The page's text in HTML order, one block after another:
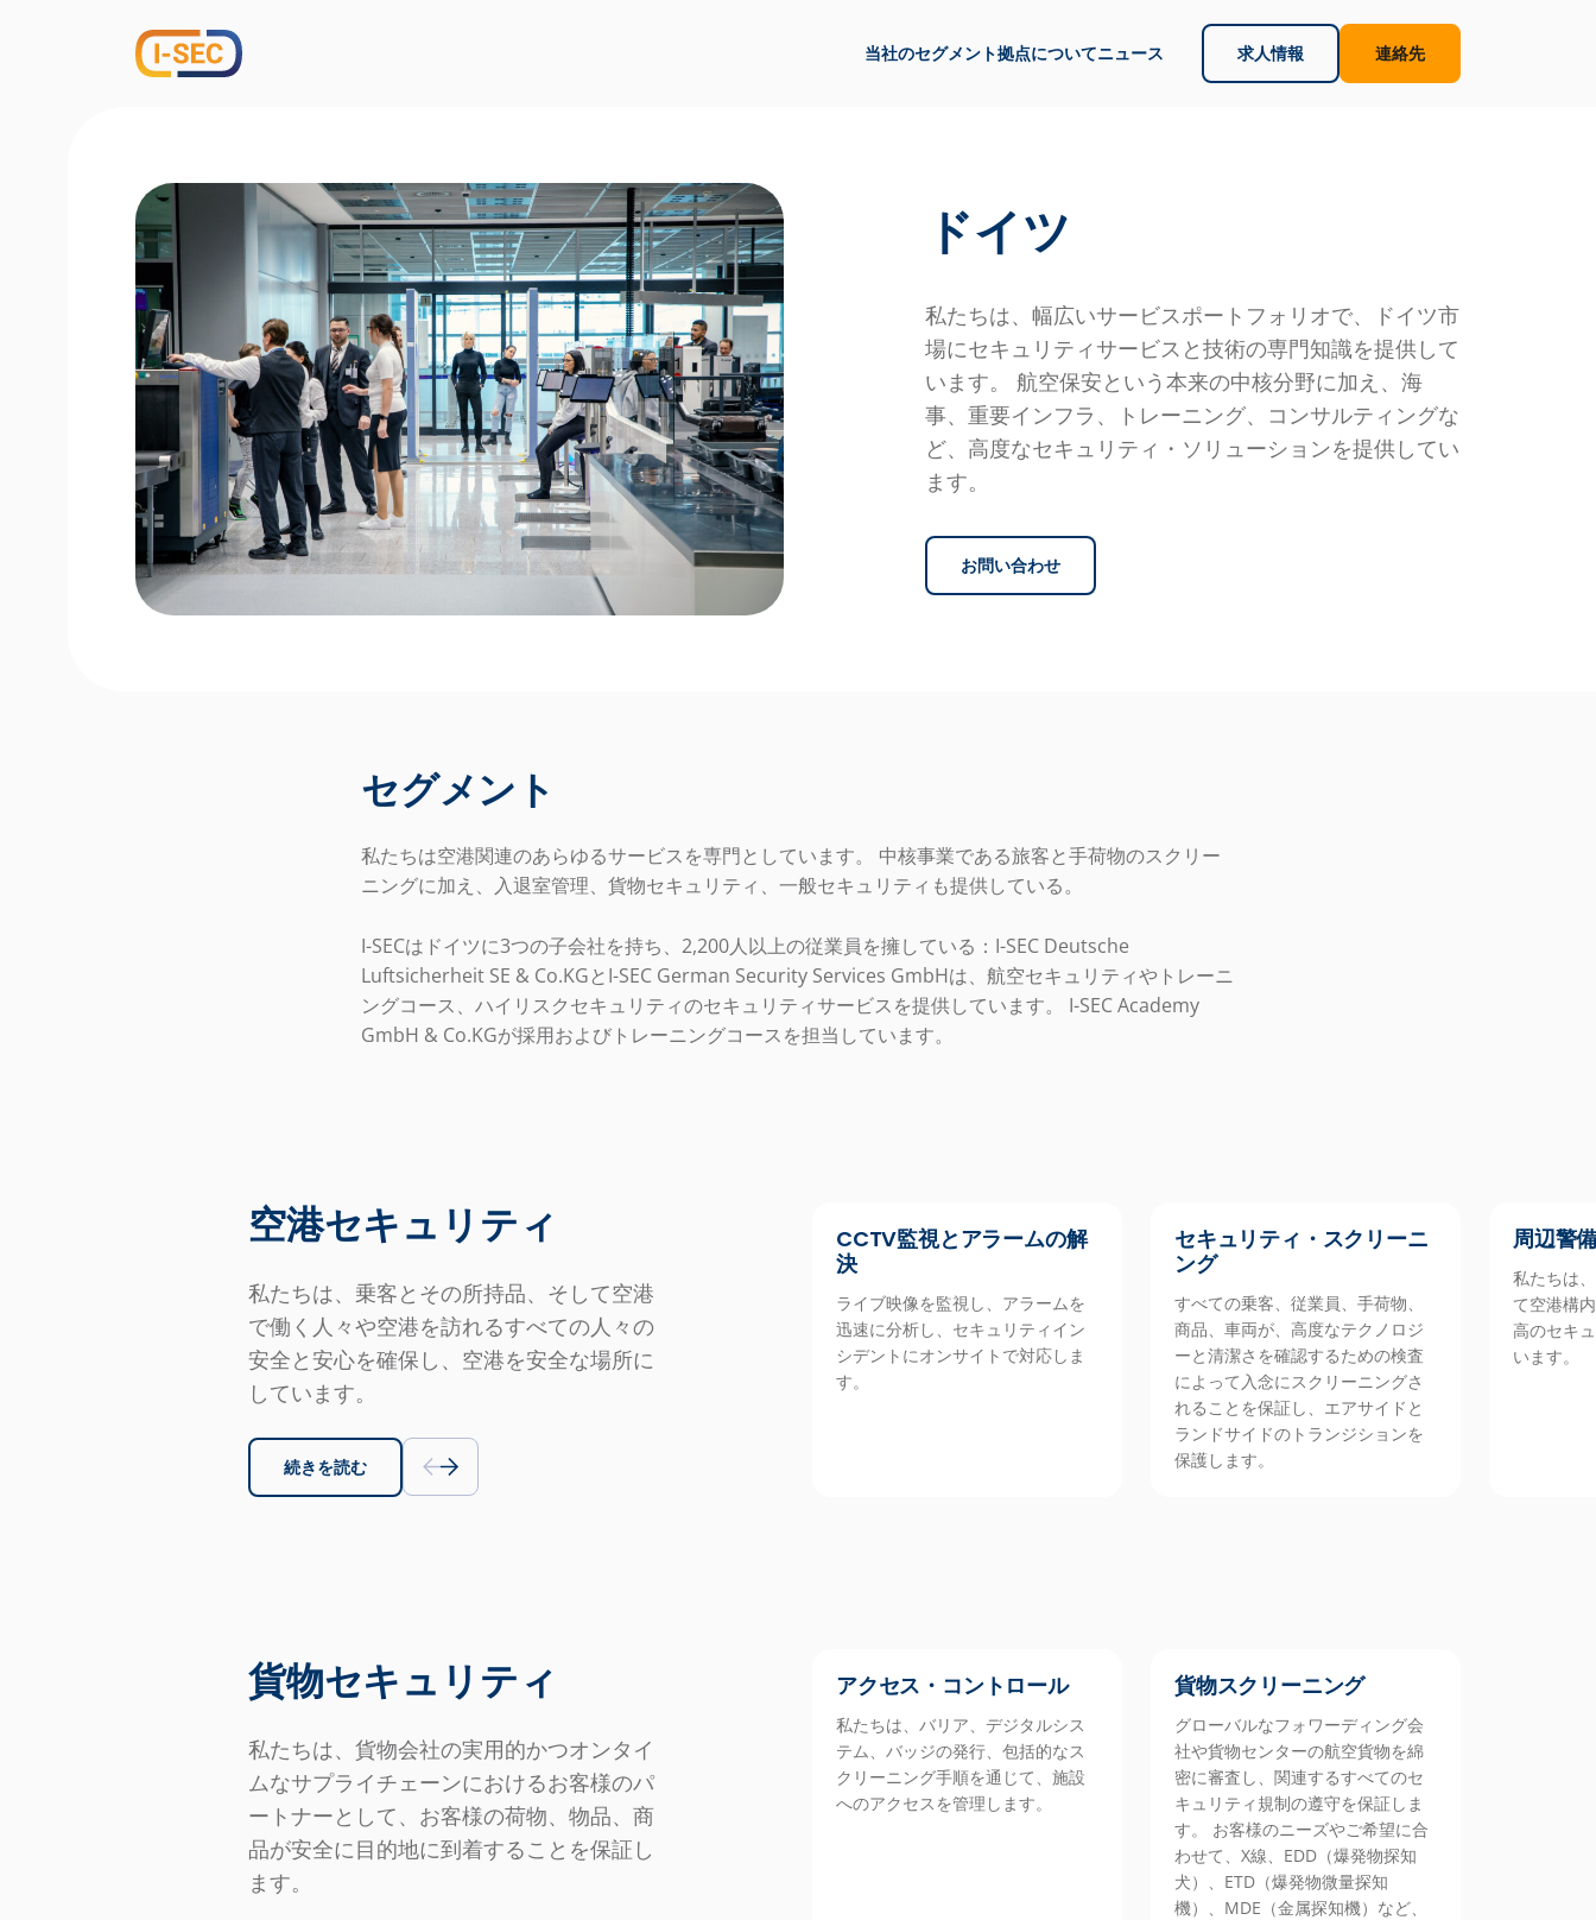
当社のセグメント拠点についてニュース 求人情報 連絡先
ドイツ
私たちは、幅広いサービスポートフォリオで、ドイツ市
場にセキュリティサービスと技術の専門知識を提供して
います。 航空保安という本来の中核分野に加え、海
事、重要インフラ、トレーニング、コンサルティングな
ど、高度なセキュリティ・ソリューションを提供してい
ます。
お問い合わせ
セグメント
私たちは空港関連のあらゆるサービスを専門としています。 中核事業である旅客と手荷物のスクリー
ニングに加え、入退室管理、貨物セキュリティ、一般セキュリティも提供している。
I-SECはドイツに3つの子会社を持ち、2,200人以上の従業員を擁している：I-SEC Deutsche
Luftsicherheit SE & Co.KGとI-SEC German Security Services GmbHは、航空セキュリティやトレーニ
ングコース、ハイリスクセキュリティのセキュリティサービスを提供しています。 I-SEC Academy
GmbH & Co.KGが採用およびトレーニングコースを担当しています。
空港セキュリティ
私たちは、乗客とその所持品、そして空港
で働く人々や空港を訪れるすべての人々の
安全と安心を確保し、空港を安全な場所に
しています。
続きを読む
CCTV監視とアラームの解
決
ライブ映像を監視し、アラームを
迅速に分析し、セキュリティイン
シデントにオンサイトで対応しま
す。
セキュリティ・スクリーニ
ング
すべての乗客、従業員、手荷物、
商品、車両が、高度なテクノロジ
ーと清潔さを確認するための検査
によって入念にスクリーニングさ
れることを保証し、エアサイドと
ランドサイドのトランジションを
保護します。
周辺警
私たちは
て空港構
高のセキ
います。
貨物セキュリティ
私たちは、貨物会社の実用的かつオンタイ
ムなサプライチェーンにおけるお客様のパ
ートナーとして、お客様の荷物、物品、商
品が安全に目的地に到着することを保証し
ます。
アクセス・コントロール
私たちは、バリア、デジタルシス
テム、バッジの発行、包括的なス
クリーニング手順を通じて、施設
へのアクセスを管理します。
貨物スクリーニング
グローバルなフォワーディング会
社や貨物センターの航空貨物を綿
密に審査し、関連するすべてのセ
キュリティ規制の遵守を保証しま
す。 お客様のニーズやご希望に合
わせて、X線、EDD（爆発物探知
犬）、ETD（爆発物微量探知
機）、MDE（金属探知機）など、